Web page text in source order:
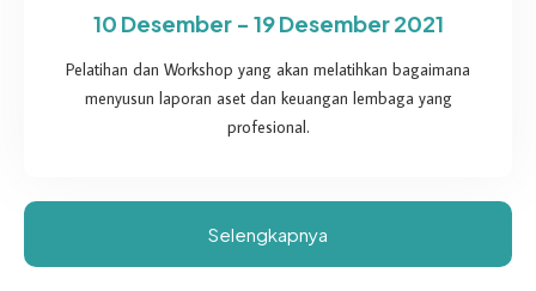
10 Desember - 19 Desember 2021
Pelatihan dan Workshop yang akan melatihkan bagaimana
menyusun laporan aset dan keuangan lembaga yang
profesional.
Selengkapnya